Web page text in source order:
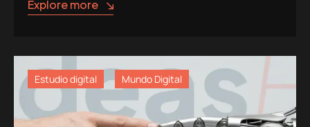
Explore more
Estudio digital Mundo Digital